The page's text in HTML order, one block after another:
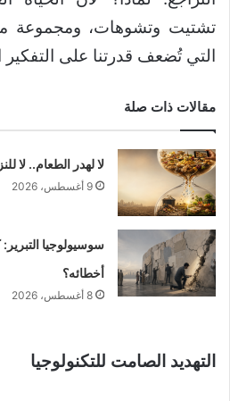
تشتيت وتشوهات، ومجموعة
التي تُضعف قدرتنا على التفكير
مقالات ذات صلة
لا لهدر الطعام.. لا
9 أغسطس، 2026
سوسيولوجيا التبرير:
أخطائه؟
8 أغسطس، 2026
التهديد الصامت للتكنولوجيا